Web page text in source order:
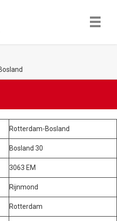
Rotterdam-Bosland
Bosland 30
3063 EM
Rijnmond
Rotterdam